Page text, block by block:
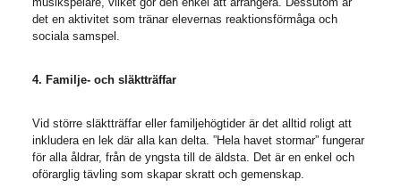
det en aktivitet som tränar elevernas reaktionsförmåga och
sociala samspel.
4. Familje- och släktträffar
Vid större släktträffar eller familjehögtider är det alltid roligt att
inkludera en lek där alla kan delta. ”Hela havet stormar” fungerar
för alla åldrar, från de yngsta till de äldsta. Det är en enkel och
oförarglig tävling som skapar skratt och gemenskap.